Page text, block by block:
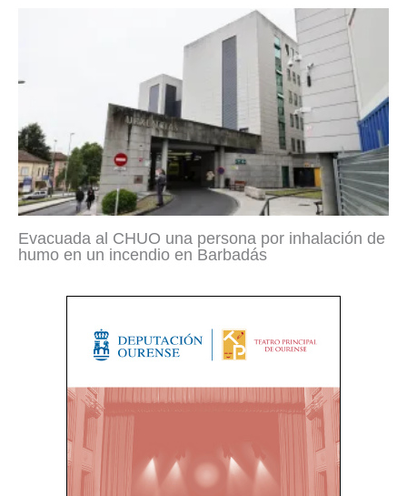
Evacuada al CHUO una persona por inhalación de
humo en un incendio en Barbadás